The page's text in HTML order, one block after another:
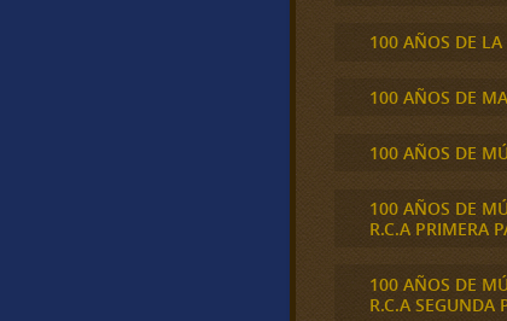
100 AÑOS DE LA
100 AÑOS DE
100 AÑOS DE
100 AÑOS DE
R.C.A PRIMERA
100 AÑOS DE
R.C.A SEGUNDA